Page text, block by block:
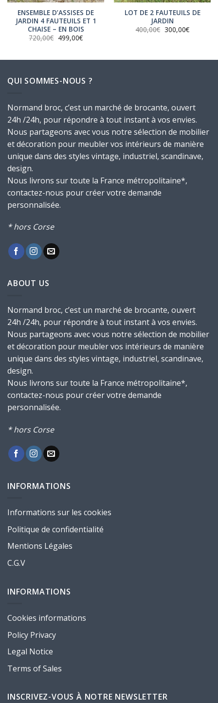
ENSEMBLE D’ASSISES DE
JARDIN 4 FAUTEUILS ET 1
CHAISE – EN BOIS
720,00€ Le
720,00€.
499,00€Le
499,00€.
LOT DE 2 FAUTEUILS DE
JARDIN
400,00€ Le
300,00€Le
QUI SOMMES-NOUS ?
Normand broc, c’est un marché de brocante, ouvert
24h /24h, pour répondre à tout instant à vos envies.
Nous partageons avec vous notre sélection de mobilier
et décoration pour meubler vos intérieurs de manière
unique dans des styles vintage, industriel, scandinave,
design.
Nous livrons sur toute la France métropolitaine*,
contactez-nous pour créer votre demande
personnalisée.
* hors Corse
ABOUT US
Normand broc, c’est un marché de brocante, ouvert
24h /24h, pour répondre à tout instant à vos envies.
Nous partageons avec vous notre sélection de mobilier
et décoration pour meubler vos intérieurs de manière
unique dans des styles vintage, industriel, scandinave,
design.
Nous livrons sur toute la France métropolitaine*,
contactez-nous pour créer votre demande
personnalisée.
* hors Corse
INFORMATIONS
Informations sur les cookies
Politique de confidentialité
Mentions Légales
C.G.V
INFORMATIONS
Cookies informations
Policy Privacy
Legal Notice
Terms of Sales
INSCRIVEZ-VOUS À NOTRE NEWSLETTER